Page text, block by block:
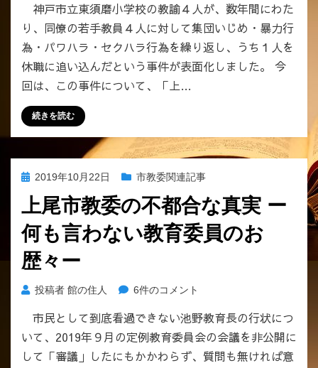
神戸市立東須磨小学校の教諭４人が、数年間にわた
り、同僚の若手教員４人に対して集団いじめ・暴力行
為・パワハラ・セクハラ行為を繰り返し、うち１人を
休職に追い込んだという事件が表面化しました。 今
回は、この事件について、「上…
続きを読む
投
日:
2019年10月22日 市教委関連記事
上尾市教委の不都合な真実 ー
何も言わない教育委員のお
歴々ー
投稿者 館の住人
上
市
教
委
6件のコメント
市民として到底看過できない池野教育長の行状につ
いて、2019年９月の定例教育委員会の会議を非公開に
して「審議」したにもかかわらず、質問も無ければ意